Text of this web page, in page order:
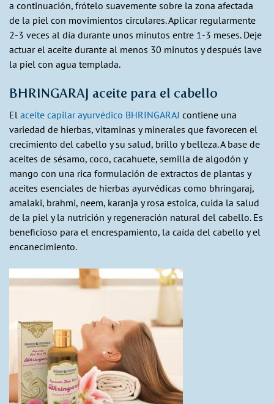
a continuación, frótelo suavemente sobre la zona afectada
de la piel con movimientos circulares. Aplicar regularmente
2-3 veces al día durante unos minutos entre 1-3 meses. Deje
actuar el aceite durante al menos 30 minutos y después lave
la piel con agua templada.
BHRINGARAJ aceite para el cabello
El aceite capilar ayurvédico BHRINGARAJ contiene una
variedad de hierbas, vitaminas y minerales que favorecen el
crecimiento del cabello y su salud, brillo y belleza. A base de
aceites de sésamo, coco, cacahuete, semilla de algodón y
mango con una rica formulación de extractos de plantas y
aceites esenciales de hierbas ayurvédicas como bhringaraj,
amalaki, brahmi, neem, karanja y rosa estoica, cuida la salud
de la piel y la nutrición y regeneración natural del cabello. Es
beneficioso para el encrespamiento, la caída del cabello y el
encanecimiento.